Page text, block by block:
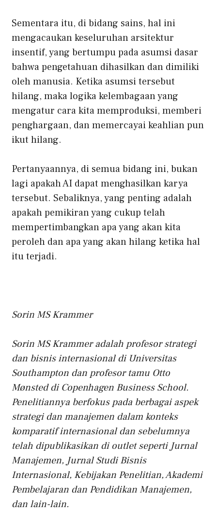
Sementara itu, di bidang sains, hal ini
mengacaukan keseluruhan arsitektur
insentif, yang bertumpu pada asumsi dasar
bahwa pengetahuan dihasilkan dan dimiliki
oleh manusia. Ketika asumsi tersebut
hilang, maka logika kelembagaan yang
mengatur cara kita memproduksi, memberi
penghargaan, dan memercayai keahlian pun
ikut hilang.
Pertanyaannya, di semua bidang ini, bukan
lagi apakah AI dapat menghasilkan karya
tersebut. Sebaliknya, yang penting adalah
apakah pemikiran yang cukup telah
mempertimbangkan apa yang akan kita
peroleh dan apa yang akan hilang ketika hal
itu terjadi.
Sorin MS Krammer
Sorin MS Krammer adalah profesor strategi
dan bisnis internasional di Universitas
Southampton dan profesor tamu Otto
Mønsted di Copenhagen Business School.
Penelitiannya berfokus pada berbagai aspek
strategi dan manajemen dalam konteks
komparatif internasional dan sebelumnya
telah dipublikasikan di outlet seperti Jurnal
Manajemen, Jurnal Studi Bisnis
Internasional, Kebijakan Penelitian, Akademi
Pembelajaran dan Pendidikan Manajemen,
dan lain-lain.